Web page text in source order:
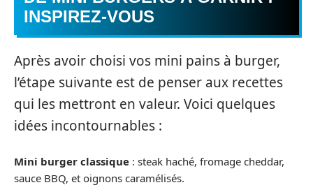
INSPIREZ-VOUS
Après avoir choisi vos mini pains à burger,
l’étape suivante est de penser aux recettes
qui les mettront en valeur. Voici quelques
idées incontournables :
Mini burger classique : steak haché, fromage cheddar,
sauce BBQ, et oignons caramélisés.